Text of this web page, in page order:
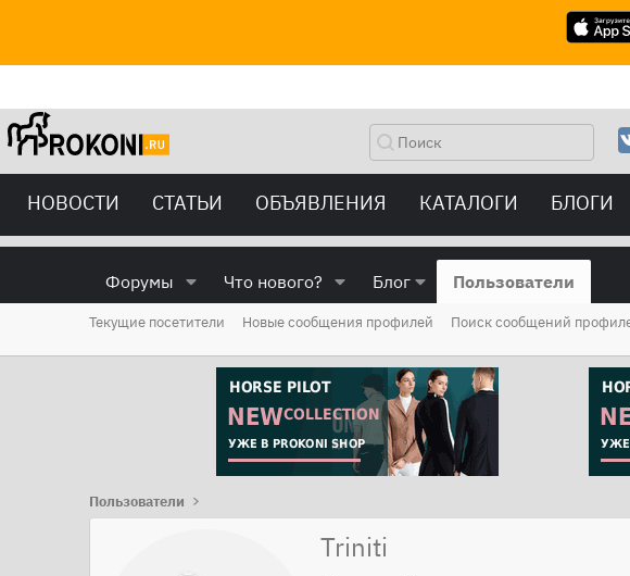
НОВОСТИ СТАТЬИ ОБЪЯВЛЕНИЯ КАТАЛОГИ БЛОГИ
Форумы Что нового? Блог Пользователи
Текущие посетители Новые сообщения профилей Поиск сообщений
Пользователи
Triniti